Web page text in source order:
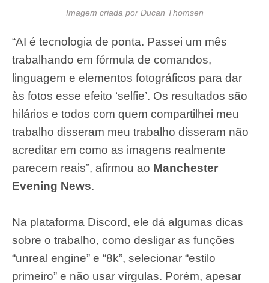
Imagem criada por Ducan Thomsen
“AI é tecnologia de ponta. Passei um mês
trabalhando em fórmula de comandos,
linguagem e elementos fotográficos para dar
às fotos esse efeito ‘selfie’. Os resultados são
hilários e todos com quem compartilhei meu
trabalho disseram meu trabalho disseram não
acreditar em como as imagens realmente
parecem reais”, afirmou ao Manchester
Evening News.
Na plataforma Discord, ele dá algumas dicas
sobre o trabalho, como desligar as funções
“unreal engine” e “8k”, selecionar “estilo
primeiro” e não usar vírgulas. Porém, apesar